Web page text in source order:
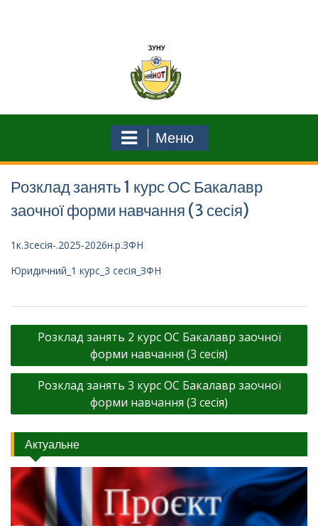
Меню
Розклад занять 1 курс ОС Бакалавр
заочної форми навчання (3 сесія)
1к.3сесія-.2025-2026н.р.ЗФН
Юридичний_1 курс_3 сесія_ЗФН
Навігація
Розклад занять 2 курс ОС Бакалавр заочної
форми навчання (3 сесія)
Розклад занять 3 курс ОС Бакалавр заочної
форми навчання (3 сесія)
Актуальне